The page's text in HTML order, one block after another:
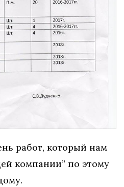
работ, который нам
компании” по этому